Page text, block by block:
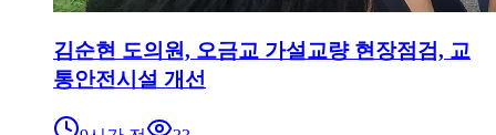
김순현 도의원, 오금교 가설교량 현장점검, 교
통안전시설 개선